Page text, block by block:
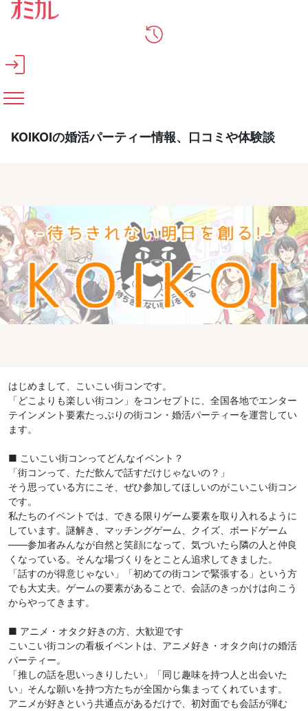
メインコンテンツへスキップ
KOIKOIの婚活パーティー情報、口コミや体験談
はじめまして、こいこい街コンです。
「どこよりも楽しい街コン」をコンセプトに、全国各地でエンター
テインメント要素たっぷりの街コン・婚活パーティーを運営してい
ます。
■ こいこい街コンってどんなイベント？
「街コンって、ただ飲んで話すだけじゃないの？」
そう思っている方にこそ、ぜひ参加してほしいのがこいこい街コン
です。
私たちのイベントでは、できる限りゲーム要素を取り入れるように
しています。謎解き、マッチングゲーム、クイズ、ボードゲーム
——参加者みんなが自然と笑顔になって、気づいたら隣の人と仲良
くなっている。そんな場づくりをとことん追求してきました。
「話すのが得意じゃない」「初めての街コンで緊張する」という方
でも大丈夫。ゲームの要素があることで、会話のきっかけは向こう
からやってきます。
■ アニメ・オタク好きの方、大歓迎です
こいこい街コンの看板イベントは、アニメ好き・オタク向けの婚活
パーティー。
「推しの話を思いっきりしたい」「同じ趣味を持つ人と出会いた
い」そんな願いを持つ方たちが全国から集まってくれています。
アニメが好きという共通点があるだけで、初対面でも会話が弾む